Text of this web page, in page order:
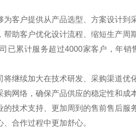
客户提供从产品选型、方案设计到
助客户优化设计流程、缩短生产
已累计服务超过4000家客户，年
继续加大在技术研发、采购渠道
网络，确保产品供应的稳定性和
技术支持、更加周到的售前售后
合作过程中更加舒心。